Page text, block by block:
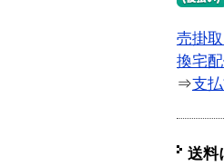
売掛
換宅
⇒支
送料